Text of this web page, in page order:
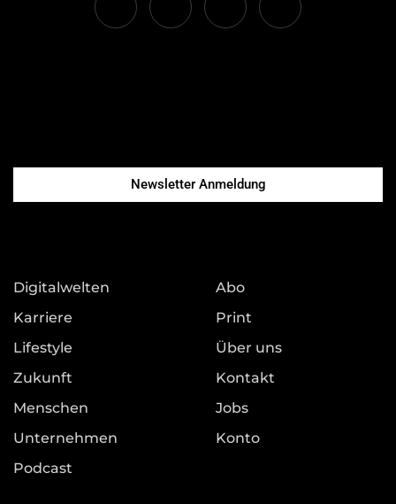
Newsletter Anmeldung
Digitalwelten
Karriere
Lifestyle
Zukunft
Menschen
Unternehmen
Podcast
Abo
Print
Über uns
Kontakt
Jobs
Konto